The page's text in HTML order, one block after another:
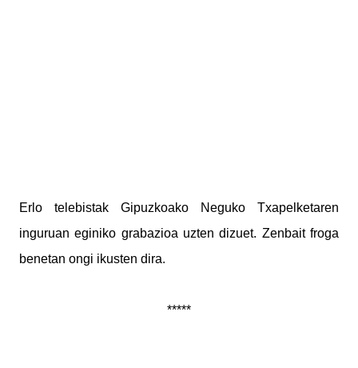
Erlo telebistak Gipuzkoako Neguko Txapelketaren
inguruan eginiko grabazioa uzten dizuet. Zenbait froga
benetan ongi ikusten dira.
*****